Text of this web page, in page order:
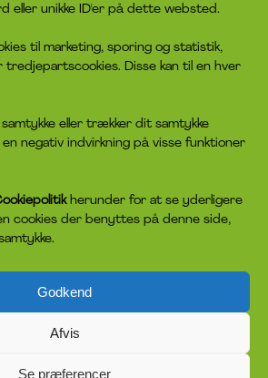
eller unikke ID'er på dette websted.
til marketing, sporing og statistik,
Disse kan til en hver
eller trækker dit samtykke
negativ indvirkning på visse funktioner
herunder for at se yderligere
cookies der benyttes på denne side,
Godkend
Afvis
Se præferencer
Kontakt os
Bliv medlem
Giv en donation
og mindfulness-app’en Headspace